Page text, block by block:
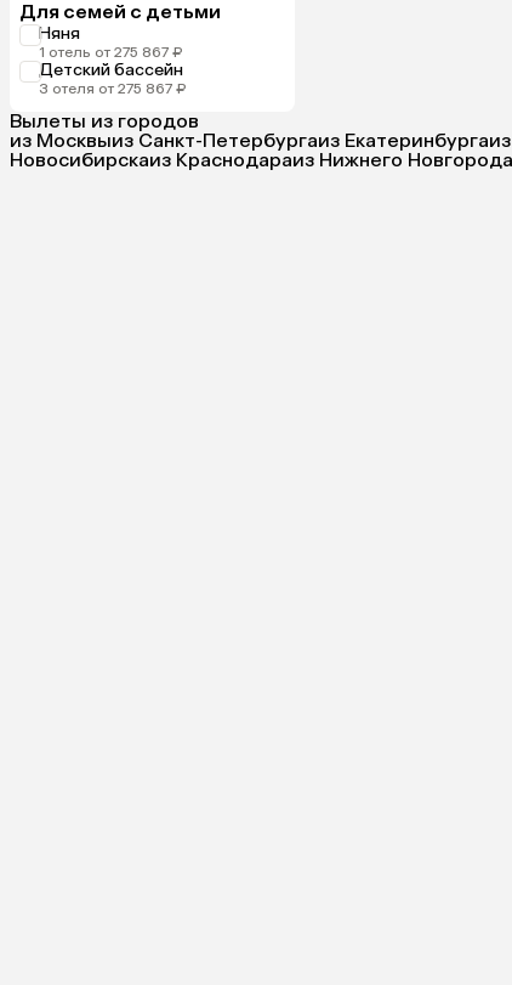
Для семей с детьми
Няня
1 отель от 275 867 ₽
Детский бассейн
3 отеля от 275 867 ₽
Вылеты из городов
из Москвыиз Санкт-Петербургаиз Екатеринбурга
Новосибирскаиз Краснодараиз Нижнего Новгорода